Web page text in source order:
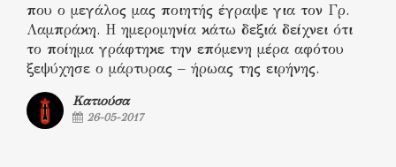
που ο μεγάλος μας ποιητής έγραψε για τον Γρ.
Λαμπράκη. Η ημερομηνία κάτω δεξιά δείχνει ότι
το ποίημα γράφτηκε την επόμενη μέρα αφότου
ξεψύχησε ο μάρτυρας – ήρωας της ειρήνης.
Κατιούσα
26-05-2017